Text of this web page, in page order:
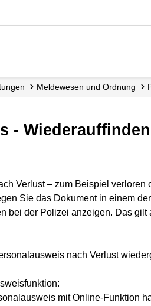
Meldewesen und Ordnung
-
Verlust – zum Beispiel
Sie das Dokument in einem
bei der Polizei anzeigen. Das
nach Verlust
mit Online-Funktion